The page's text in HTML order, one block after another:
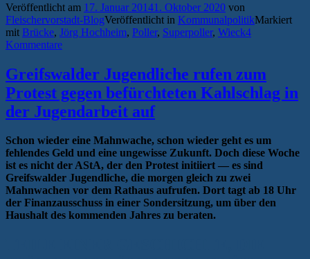
Veröffentlicht am 17. Januar 20141. Oktober 2020 von
Fleischervorstadt-BlogVeröffentlicht in KommunalpolitikMarkiert
mit Brücke, Jörg Hochheim, Poller, Superpoller, Wieck4
Kommentare
Greifswalder Jugendliche rufen zum
Protest gegen befürchteten Kahlschlag in
der Jugendarbeit auf
Schon wieder eine Mahnwache, schon wieder geht es um
fehlendes Geld und eine ungewisse Zukunft. Doch diese Woche
ist es nicht der AStA, der den Protest initiiert — es sind
Greifswalder Jugendliche, die morgen gleich zu zwei
Mahnwachen vor dem Rathaus aufrufen. Dort tagt ab 18 Uhr
der Finanzausschuss in einer Sondersitzung, um über den
Haushalt des kommenden Jahres zu beraten.